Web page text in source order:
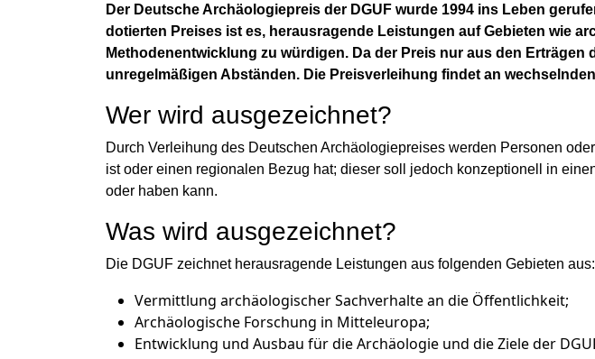
Der Deutsche Archäologiepreis der DGUF wurde 1994 ins Leben
dotierten Preises ist es, herausragende Leistungen auf Gebieten wie
Methodenentwicklung zu würdigen. Da der Preis nur aus den
unregelmäßigen Abständen. Die Preisverleihung findet an
Wer wird ausgezeichnet?
Durch Verleihung des Deutschen Archäologiepreises werden Personen
ist oder einen regionalen Bezug hat; dieser soll jedoch konzeptionell in
oder haben kann.
Was wird ausgezeichnet?
Die DGUF zeichnet herausragende Leistungen aus folgenden Gebieten aus:
Vermittlung archäologischer Sachverhalte an die Öffentlichkeit;
Archäologische Forschung in Mitteleuropa;
Entwicklung und Ausbau für die Archäologie und die Ziele der